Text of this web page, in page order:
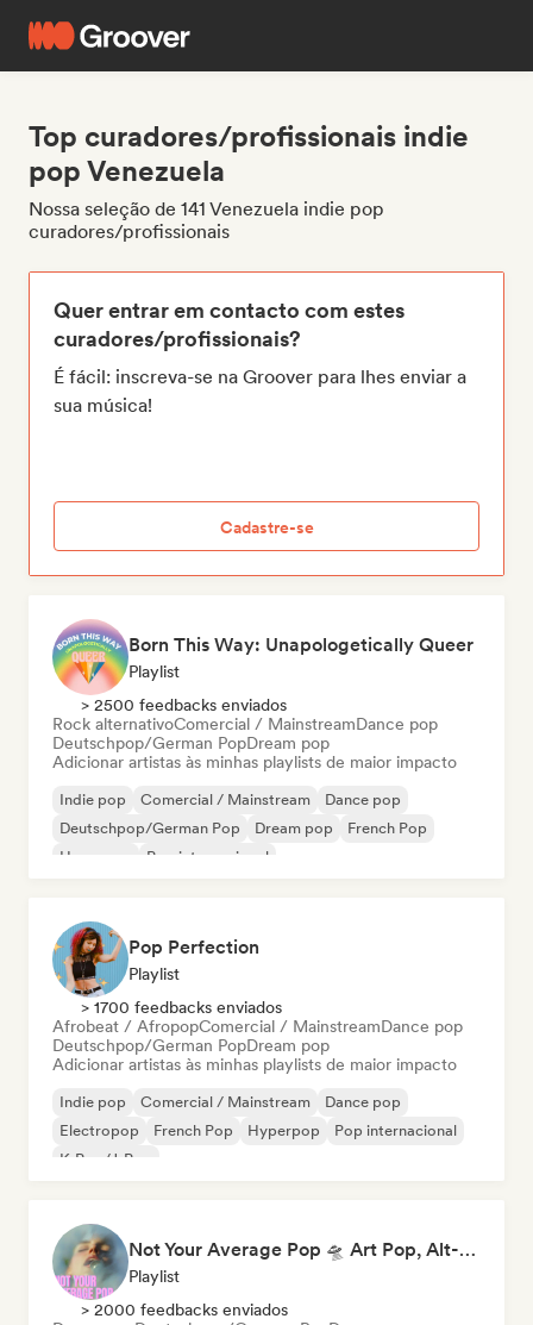
Top curadores/profissionais indie
pop Venezuela
Nossa seleção de 141 Venezuela indie pop
curadores/profissionais
Quer entrar em contacto com estes
curadores/profissionais?
É fácil: inscreva-se na Groover para lhes enviar a
sua música!
Cadastre-se
Born This Way: Unapologetically Queer
Playlist
> 2500 feedbacks enviados
Rock alternativoComercial / MainstreamDance pop
Deutschpop/German PopDream pop
Adicionar artistas às minhas playlists de maior impacto
Indie pop Comercial / Mainstream
Dance pop
Deutschpop/German Pop
Dream pop
French Pop
Hyperpop
Pop internacional
Pop Perfection
Playlist
> 1700 feedbacks enviados
Afrobeat / AfropopComercial / MainstreamDance pop
Deutschpop/German PopDream pop
Adicionar artistas às minhas playlists de maior impacto
Indie pop Comercial / Mainstream
Dance pop
Electropop
French Pop Hyperpop
Pop internacional
K-Pop/J-Pop
Not Your Average Pop 🛸 Art Pop, Alt-Pop & Indie Pop
Playlist
> 2000 feedbacks enviados